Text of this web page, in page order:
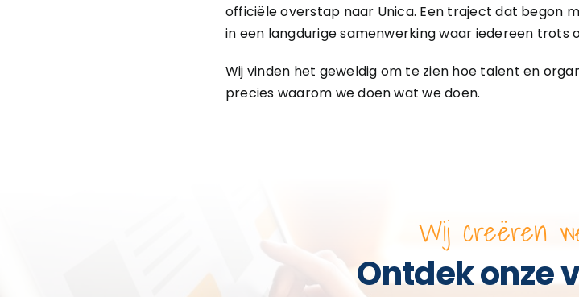
officiële overstap naar Unica. Een traject dat begon
in een langdurige samenwerking waar iedereen trots
Wij vinden het geweldig om te zien hoe talent en
precies waarom we doen wat we doen.
Wij creëren
Ontdek onze